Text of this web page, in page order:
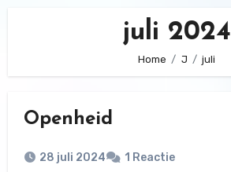
juli 2024
Home J juli
Openheid
28 juli 2024 1 Reactie